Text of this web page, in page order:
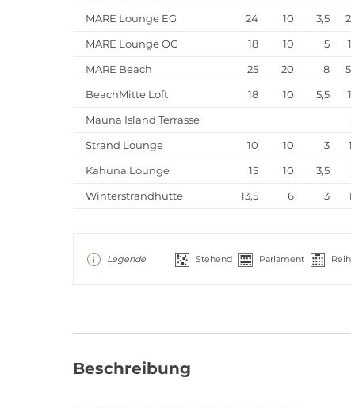
MARE Lounge EG 24 10 3,5
MARE Lounge OG
18 10 5
MARE Beach
25 20 8
BeachMitte Loft
18 10 5,5
Mauna Island Terrasse
Strand Lounge
10 10 3
Kahuna Lounge
15 10 3,5
Winterstrandhütte
13,5 6 3
Legende Stehend Parlament
Beschreibung